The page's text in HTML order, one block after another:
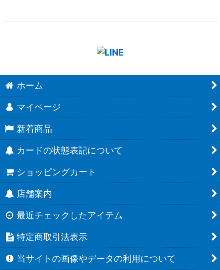
ホーム
マイページ
新着商品
カードの状態表記について
ショッピングカート
店舗案内
最近チェックしたアイテム
特定商取引法表示
当サイトの画像やデータの利用について